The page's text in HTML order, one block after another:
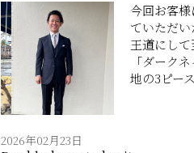
今回お客
ていただい
王道にし
「ダーク
地の3ピー
2026年02月23日